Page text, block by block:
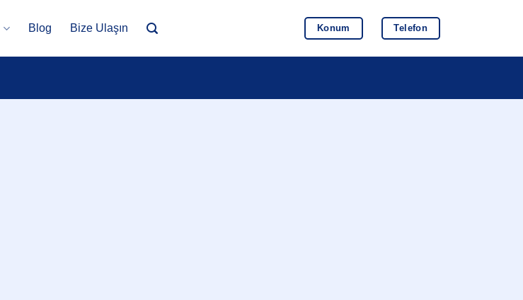
Blog Bize Ulaşın Konum Telefon